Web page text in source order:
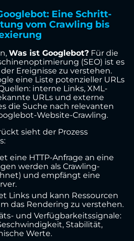
Eine Schritt-
vom Crawling bis
Was ist Googlebot? Für die
(SEO) ist es
Ereignisse zu verstehen.
eine Liste potenzieller URLs
interne Links, XML-
URLs und externe
die Suche nach relevanten
Website-Crawling.
sieht der Prozess
eine HTTP-Anfrage an eine
werden als Crawling-
und empfängt eine
Links und kann Ressourcen
das Rendering zu verstehen.
und Verfügbarkeitssignale:
Stabilität,
Werte.